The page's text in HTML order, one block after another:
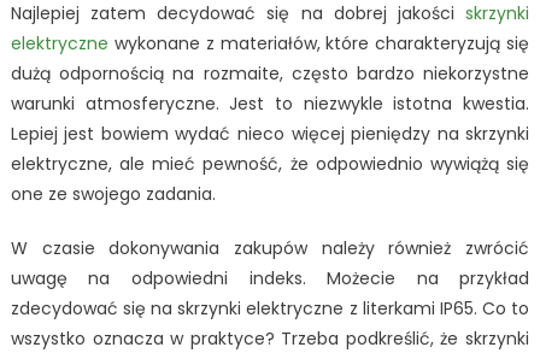
Najlepiej zatem decydować się na dobrej jakościskrzynki
elektryczne wykonane z materiałów, które charakteryzują się
dużą odpornością na rozmaite, często bardzo niekorzystne
warunki atmosferyczne. Jest to niezwykle istotna kwestia.
Lepiej jest bowiem wydać nieco więcej pieniędzy na skrzynki
elektryczne, ale mieć pewność, że odpowiednio wywiążą się
one ze swojego zadania.
W czasie dokonywania zakupów należy również zwrócić
uwagę na odpowiedni indeks. Możecie na przykład
zdecydować się na skrzynki elektryczne z literkami IP65. Co to
wszystko oznacza w praktyce? Trzeba podkreślić, że skrzynki